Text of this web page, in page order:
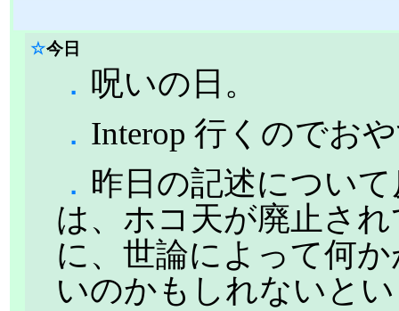
☆今日
． 呪いの日。
． Interop 行くのでお
． 昨日の記述につい
は、ホコ天が廃止さ
に、世論によって何
いのかもしれないと